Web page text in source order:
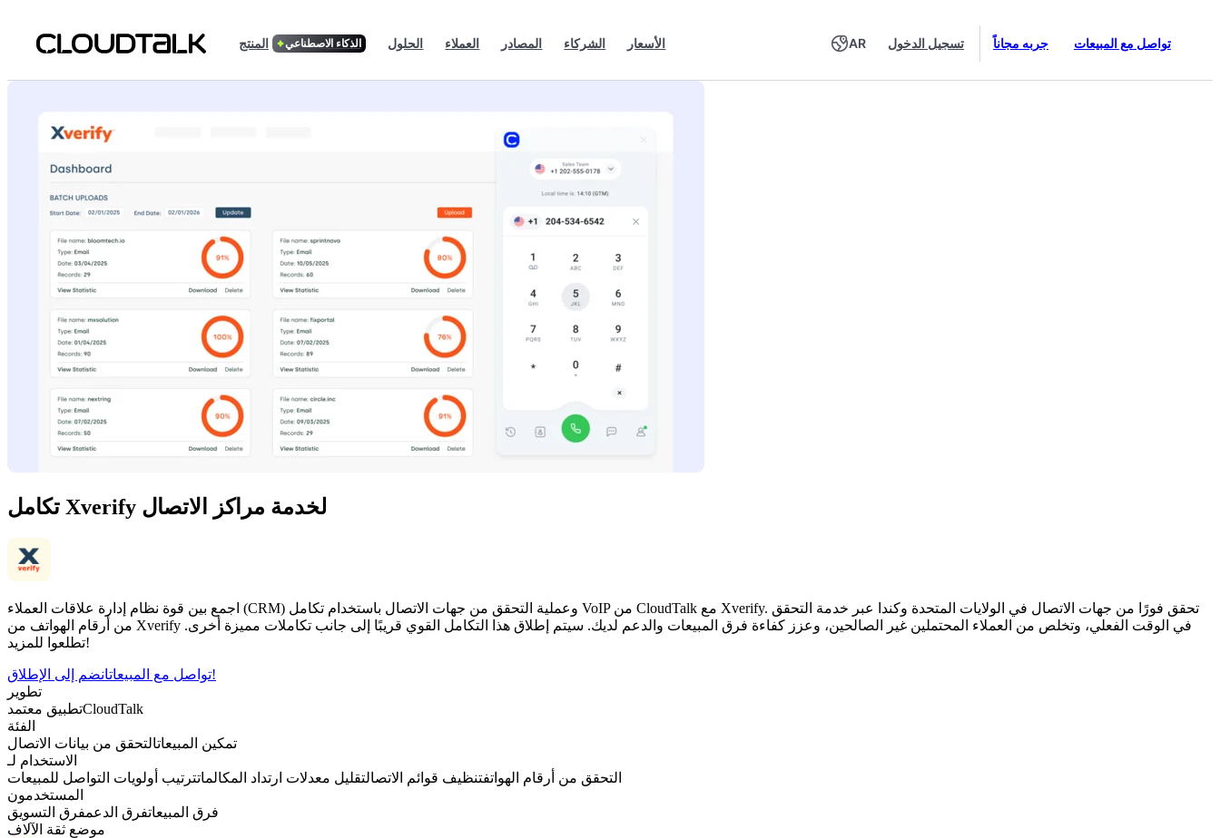
المنتج الذكاء الاصطناعي الحلول العملاء المصادر الشركاء الأسعار AR تسجيل الدخول جربه مجاناً تواصل مع المبيعات
تكامل Xverify لخدمة مراكز الاتصال
اجمع بين قوة نظام إدارة علاقات العملاء (CRM) وعملية التحقق من جهات الاتصال باستخدام تكامل VoIP من CloudTalk مع Xverify. تحقق فورًا من جهات الاتصال في الولايات المتحدة وكندا عبر خدمة التحقق
من أرقام الهواتف من Xverify في الوقت الفعلي، وتخلص من العملاء المحتملين غير الصالحين، وعزز كفاءة فرق المبيعات والدعم لديك. سيتم إطلاق هذا التكامل القوي قريبًا إلى جانب تكاملات مميزة أخرى.
تطلعوا للمزيد!
تواصل مع المبيعاتانضم إلى الإطلاق!
تطوير
تطبيق معتمدCloudTalk
الفئة
تمكين المبيعاتالتحقق من بيانات الاتصال
الاستخدام لـ
التحقق من أرقام الهواتفتنظيف قوائم الاتصالتقليل معدلات ارتداد المكالماتترتيب أولويات التواصل للمبيعات
المستخدمون
فرق المبيعاتفرق الدعمفرق التسويق
موضع ثقة الآلاف